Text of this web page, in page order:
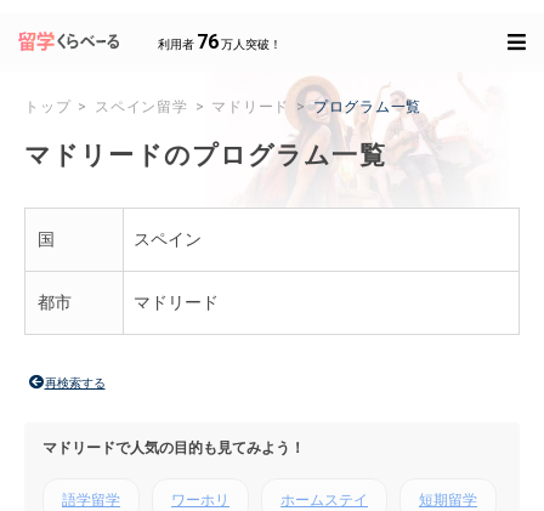
利用者 76万人突破！
トップ スペイン留学 マドリード プログラム一覧
マドリードのプログラム一覧
国 スペイン
都市 マドリード
再検索する
マドリードで人気の目的も見てみよう！
語学留学 ワーホリ ホームステイ 短期留学